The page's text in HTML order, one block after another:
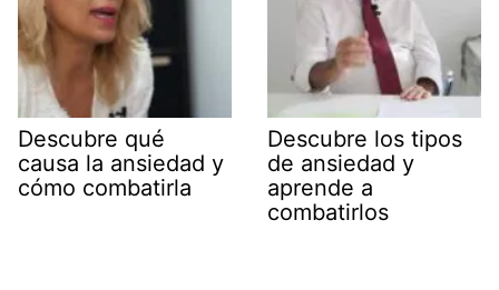
Descubre qué
causa la ansiedad y
cómo combatirla
Descubre los tipos
de ansiedad y
aprende a
combatirlos